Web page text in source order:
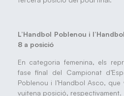
L’Handbol Poblenou i
8 a posició
En categoria femenina, els
fase final del Campionat
Poblenou i l’Handbol Asco,
vuitena posició, respectivament.